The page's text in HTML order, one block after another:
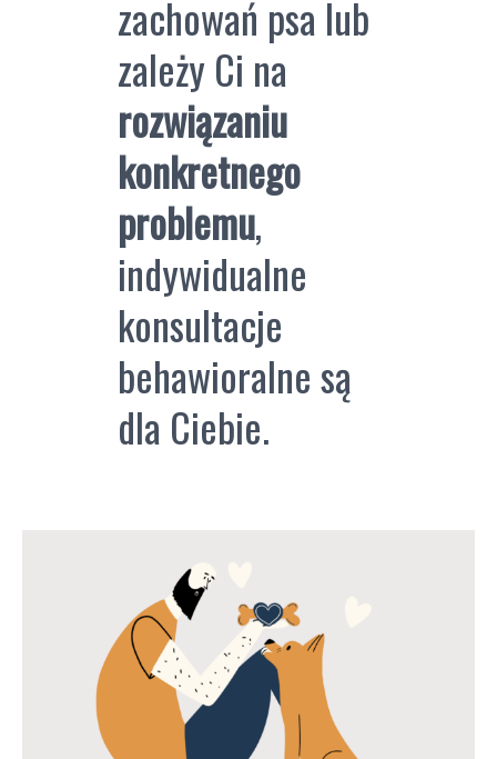
zachowań psa lub
zależy Ci na
rozwiązaniu
konkretnego
problemu,
indywidualne
konsultacje
behawioralne są
dla Ciebie.